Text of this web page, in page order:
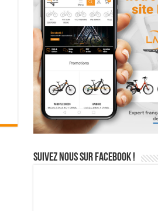
Suivez nous sur Facebook !